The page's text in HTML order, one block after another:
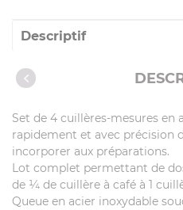
Descriptif
Caractéristiques
Set de 4 cuillères-mesures en
rapidement et avec précision
incorporer aux préparations.
Lot complet permettant de
de ¼ de cuillère à café à 1
Queue en acier inoxydable